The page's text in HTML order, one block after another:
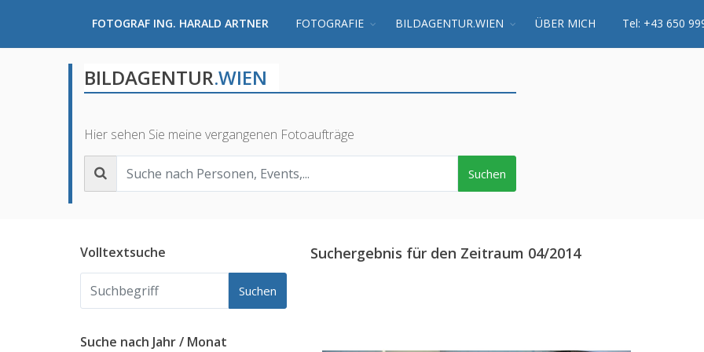
FOTOGRAF ING. HARALD ARTNER FOTOGRAFIE BILDAGENTUR.WIEN ÜBER MICH Tel: +43 650
BILDAGENTUR.WIEN
Hier sehen Sie meine vergangenen Fotoaufträge
Suchen
Volltextsuche
Suchen
Suche nach Jahr / Monat
Suchergebnis für den Zeitraum 04/2014